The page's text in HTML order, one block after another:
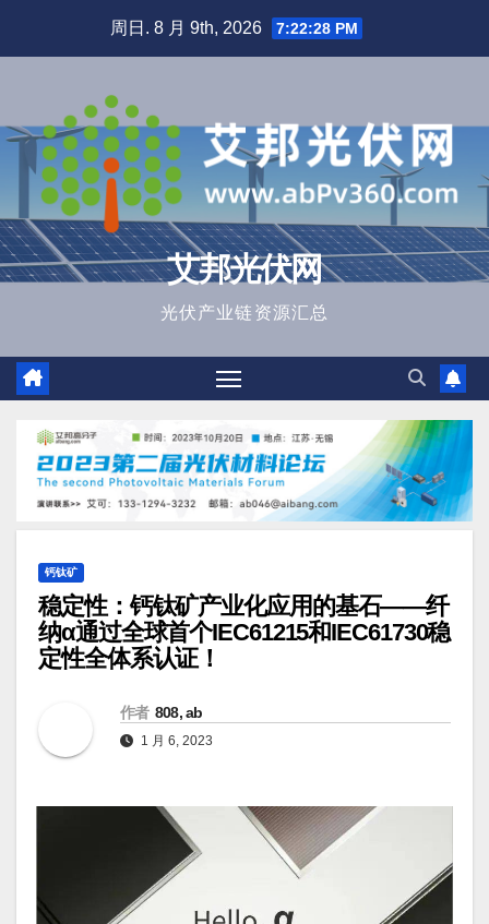
周日. 8 月 9th, 2026 7:22:29 PM
艾邦光伏网
光伏产业链资源汇总
钙钛矿
稳定性：钙钛矿产业化应用的基石——纤
纳α通过全球首个IEC61215和IEC61730稳
定性全体系认证！
作者 808, ab
1 月 6, 2023